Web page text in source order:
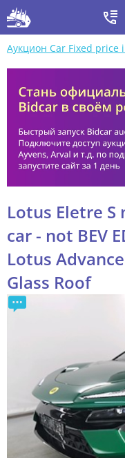
Аукцион Car Fixed price
Lotus Eletre S
car - not BEV
Lotus
Glass Roof